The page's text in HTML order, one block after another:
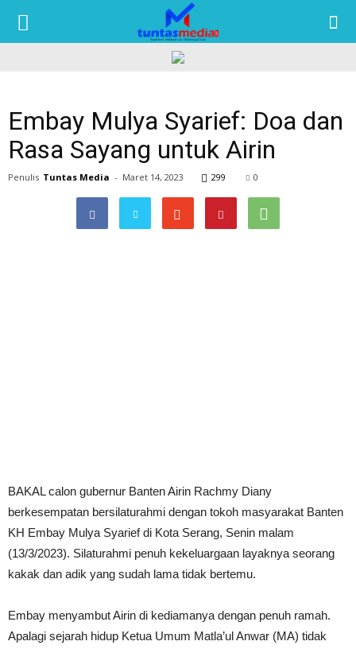
Embay Mulya Syarief: Doa dan
Rasa Sayang untuk Airin
Penulis Tuntas Media - Maret 14, 2023 299 0
BAKAL calon gubernur Banten Airin Rachmy Diany
berkesempatan bersilaturahmi dengan tokoh masyarakat Banten
KH Embay Mulya Syarief di Kota Serang, Senin malam
(13/3/2023). Silaturahmi penuh kekeluargaan layaknya seorang
kakak dan adik yang sudah lama tidak bertemu.
Embay menyambut Airin di kediamanya dengan penuh ramah.
Apalagi sejarah hidup Ketua Umum Matla’ul Anwar (MA) tidak